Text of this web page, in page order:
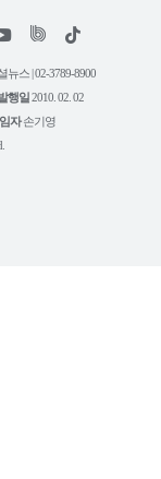
위
트
리
유
튜
틱
스 | 02-3789-8900
행일2010. 02. 02
자손기영